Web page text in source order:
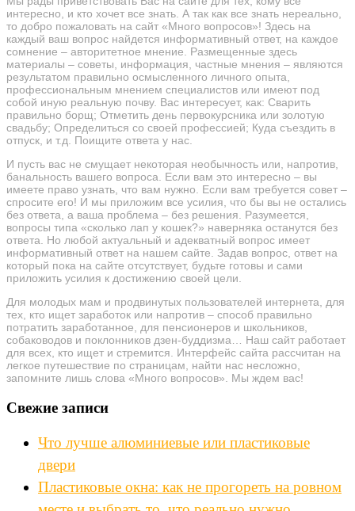
интересно, и кто хочет все знать. А так как все знать нереально,
то добро пожаловать на сайт «Много вопросов»! Здесь на
каждый ваш вопрос найдется информативный ответ, на каждое
сомнение – авторитетное мнение. Размещенные здесь
материалы – советы, информация, частные мнения – являются
результатом правильно осмысленного личного опыта,
профессиональным мнением специалистов или имеют под
собой иную реальную почву. Вас интересует, как: Сварить
правильно борщ; Отметить день первокурсника или золотую
свадьбу; Определиться со своей профессией; Куда съездить в
отпуск, и т.д. Поищите ответа у нас.
И пусть вас не смущает некоторая необычность или, напротив,
банальность вашего вопроса. Если вам это интересно – вы
имеете право узнать, что вам нужно. Если вам требуется совет –
спросите его! И мы приложим все усилия, что бы вы не остались
без ответа, а ваша проблема – без решения. Разумеется,
вопросы типа «сколько лап у кошек?» наверняка останутся без
ответа. Но любой актуальный и адекватный вопрос имеет
информативный ответ на нашем сайте. Задав вопрос, ответ на
который пока на сайте отсутствует, будьте готовы и сами
приложить усилия к достижению своей цели.
Для молодых мам и продвинутых пользователей интернета, для
тех, кто ищет заработок или напротив – способ правильно
потратить заработанное, для пенсионеров и школьников,
собаководов и поклонников дзен-буддизма… Наш сайт работает
для всех, кто ищет и стремится. Интерфейс сайта рассчитан на
легкое путешествие по страницам, найти нас несложно,
запомните лишь слова «Много вопросов». Мы ждем вас!
Свежие записи
Что лучше алюминиевые или пластиковые
двери
Пластиковые окна: как не прогореть на ровном